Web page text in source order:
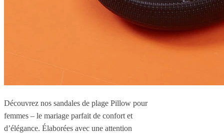
Découvrez nos sandales de plage Pillow pour
femmes – le mariage parfait de confort et
d’élégance. Élaborées avec une attention